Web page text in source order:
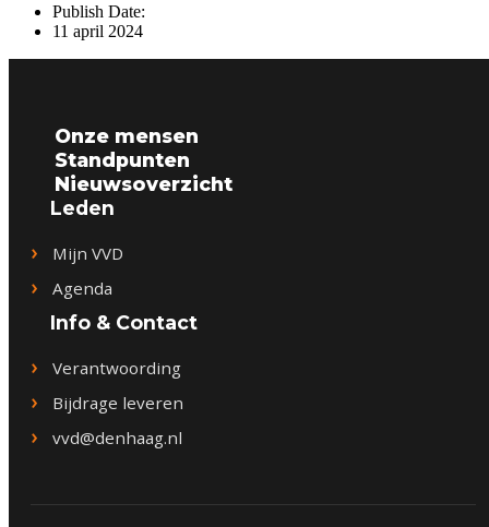
Publish Date:
11 april 2024
Onze mensen
Standpunten
Nieuwsoverzicht
Leden
Mijn VVD
Agenda
Info & Contact
Verantwoording
Bijdrage leveren
vvd@denhaag.nl